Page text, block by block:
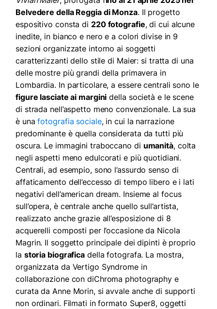
Belvedere della Reggia di Monza. Il progetto
espositivo consta di 220 fotografie, di cui alcune
inedite, in bianco e nero e a colori divise in 9
sezioni organizzate intorno ai soggetti
caratterizzanti dello stile di Maier: si tratta di una
delle mostre più grandi della primavera in
Lombardia. In particolare, a essere centrali sono le
figure lasciate ai margini della società e le scene
di strada nell’aspetto meno convenzionale. La sua
è unafotografia sociale, in cui la narrazione
predominante è quella considerata da tutti più
oscura. Le immagini traboccano di umanità, colta
negli aspetti meno edulcorati e più quotidiani.
Centrali, ad esempio, sono l’assurdo senso di
affaticamento dell’eccesso di tempo libero e i lati
negativi dell’american dream. Insieme al focus
sull’opera, è centrale anche quello sull’artista,
realizzato anche grazie all’esposizione di 8
acquerelli composti per l’occasione da Nicola
Magrin. Il soggetto principale dei dipinti è proprio
la storia biografica della fotografa. La mostra,
organizzata da Vertigo Syndrome in
collaborazione con diChroma photography e
curata da Anne Morin, si avvale anche di supporti
non ordinari. Filmati in formato Super8, oggetti